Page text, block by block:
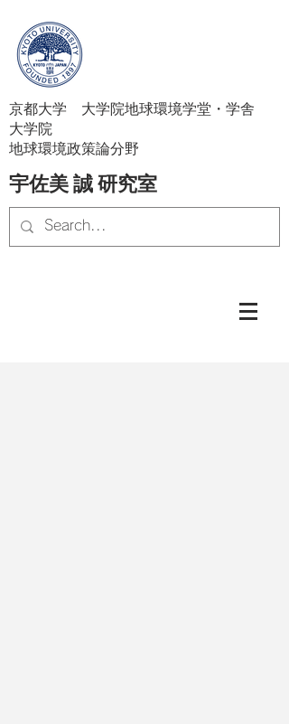
京都大学 大学院地球環境学堂・学舎
大学院
地球環境政策論分野
宇佐美 誠 研究室